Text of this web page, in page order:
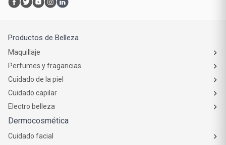
Productos de Belleza
Maquillaje
Perfumes y fragancias
Cuidado de la piel
Cuidado capilar
Electro belleza
Dermocosmética
Cuidado facial